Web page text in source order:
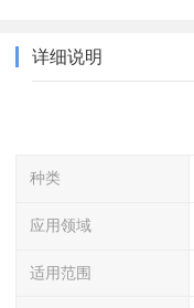
详细说明
种类
应用领域
适用范围